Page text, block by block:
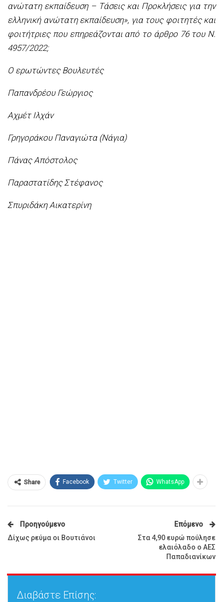
ανώτατη εκπαίδευση – Τάσεις και Προκλήσεις για την
ελληνική ανώτατη εκπαίδευση», για τους φοιτητές και
φοιτήτριες που επηρεάζονται από το άρθρο 76 του Ν.
4957/2022;
Ο ερωτώντες Βουλευτές
Παπανδρέου Γεώργιος
Αχμέτ Ιλχάν
Γρηγοράκου Παναγιώτα (Νάγια)
Πάνας Απόστολος
Παραστατίδης Στέφανος
Σπυριδάκη Αικατερίνη
Share Facebook Twitter WhatsApp
Προηγούμενο
Δίχως ρεύμα οι Βουτιάνοι
Επόμενο
Στα 4,90 ευρώ πούλησε
ελαιόλαδο ο ΑΕΣ
Παπαδιανίκων
Διαβάστε Επίσης: